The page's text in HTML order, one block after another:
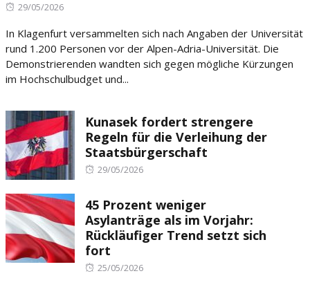
Posted
29/05/2026
In Klagenfurt versammelten sich nach Angaben der Universität
rund 1.200 Personen vor der Alpen-Adria-Universität. Die
Demonstrierenden wandten sich gegen mögliche Kürzungen
im Hochschulbudget und...
Kunasek fordert strengere
Regeln für die Verleihung der
Staatsbürgerschaft
Posted
29/05/2026
45 Prozent weniger
Asylanträge als im Vorjahr:
Rückläufiger Trend setzt sich
fort
Posted
25/05/2026